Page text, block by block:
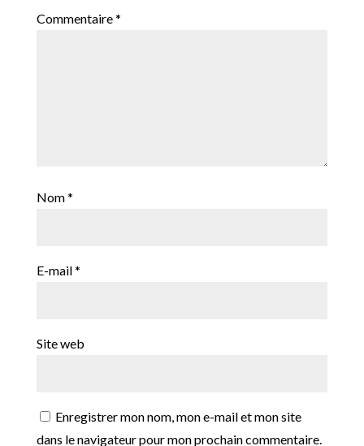
Commentaire*
Nom*
E-mail*
Site web
Enregistrer mon nom, mon e-mail et mon site
dans le navigateur pour mon prochain commentaire.